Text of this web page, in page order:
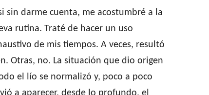
sin darme cuenta, me acostumbré a la
rutina. Traté de hacer un uso
de mis tiempos. A veces, resultó
Otras, no. La situación que dio origen
el lío se normalizó y, poco a poco
a aparecer, desde lo profundo, el